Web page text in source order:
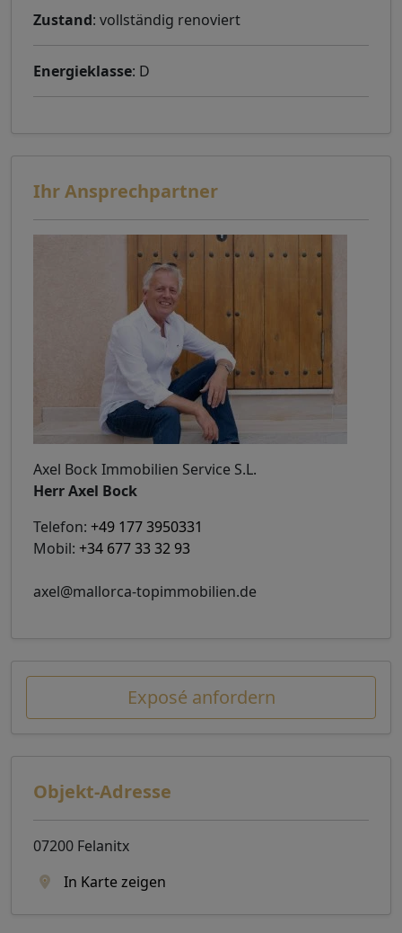
Zustand: vollständig renoviert
Energieklasse: D
Ihr Ansprechpartner
Axel Bock Immobilien Service S.L.
Herr Axel Bock
Telefon: +49 177 3950331
Mobil: +34 677 33 32 93
axel@mallorca-topimmobilien.de
Exposé anfordern
Objekt-Adresse
07200 Felanitx
In Karte zeigen